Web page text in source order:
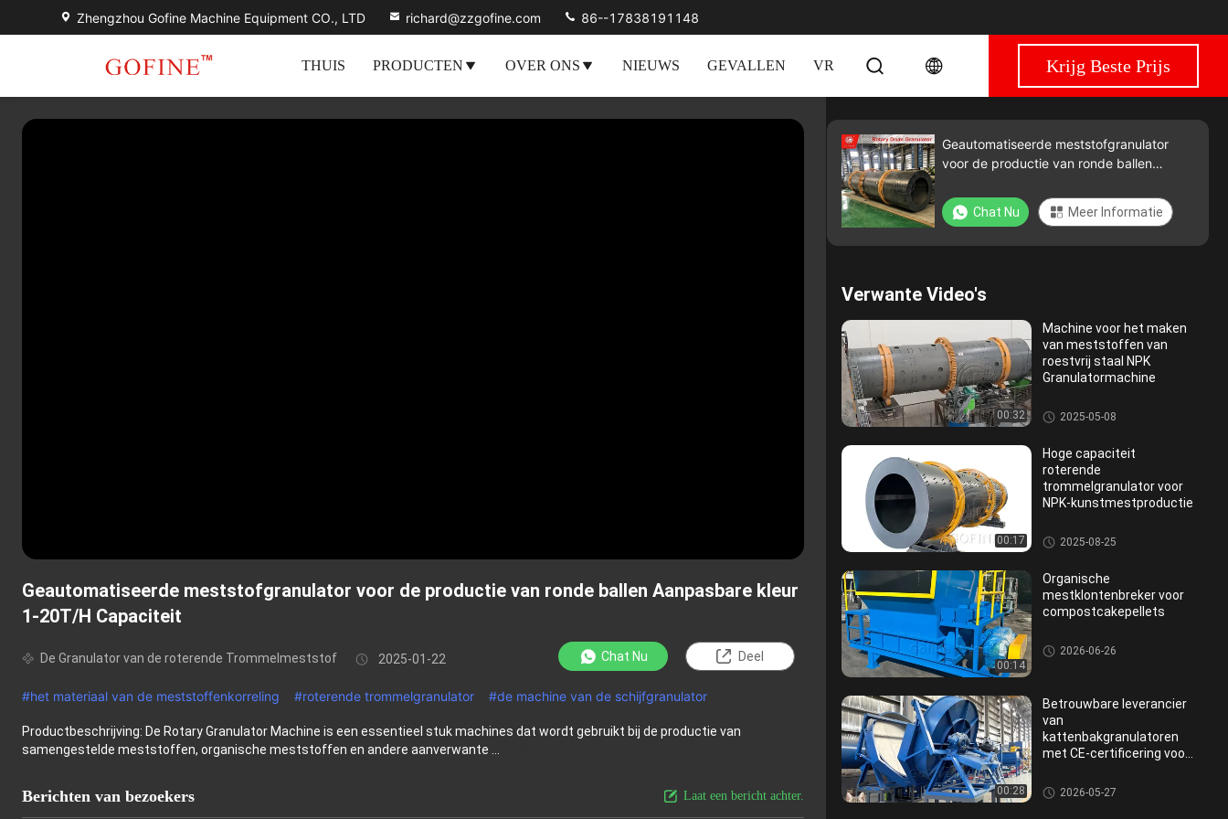
Zhengzhou Gofine Machine Equipment CO., LTD richard@zzgofine.com 86--17838191148
THUIS PRODUCTEN OVER ONS NIEUWS GEVALLEN VR Krijg Beste Prijs
Geautomatiseerde meststofgranulator voor de productie van ronde ballen Aanpasbare kleur
1-20T/H Capaciteit
De Granulator van de roterende Trommelmeststof 2025-01-22 Chat Nu Deel
#het materiaal van de meststoffenkorreling #roterende trommelgranulator #de machine van de schijfgranulator
Productbeschrijving: De Rotary Granulator Machine is een essentieel stuk machines dat wordt gebruikt bij de productie van
samengestelde meststoffen, organische meststoffen en andere aanverwante ...
Berichten van bezoekers Laat een bericht achter.
Geautomatiseerde meststofgranulator
voor de productie van ronde ballen
Chat Nu Meer Informatie
Verwante Video's
00:32
Machine voor het maken
van meststoffen van
roestvrij staal NPK
Granulatormachine
De Granulator van de roterend
e Trommelmeststof
2025-05-08
00:17
Hoge capaciteit
roterende
trommelgranulator voor
NPK-kunstmestproductie
De Granulator van de roterend
e Trommelmeststof
2025-08-25
00:14
Organische
mestklontenbreker voor
compostcakepellets
De Machine van de meststoffe
nmaalmachine
2026-06-26
00:28
Betrouwbare leverancier
van
kattenbakgranulatoren
met CE-certificering voor
Granulator van de schijf de Or
ganische Meststof
2026-05-27